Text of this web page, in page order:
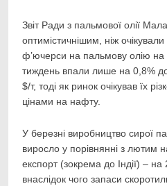
Звіт Ради з пальмової олії
оптимістичнішим, ніж
ф’ючерси на пальмову олію на
тиждень впали лише на 0,8% до
$/т, тоді як ринок очікував їх
цінами на нафту.
У березні виробництво сирої
виросло у порівнянні з лютим
експорт (зокрема до Індії) –
внаслідок чого запаси